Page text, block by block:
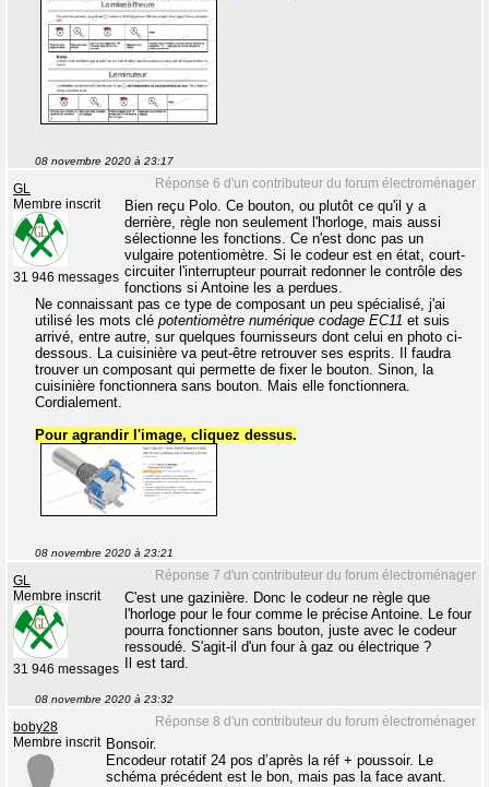
08 novembre 2020 à 23:17
Réponse 6 d'un contributeur du forum électroménager
GL
Membre inscrit
31 946 messages
Bien reçu Polo. Ce bouton, ou plutôt ce qu'il y a
derrière, règle non seulement l'horloge, mais aussi
sélectionne les fonctions. Ce n'est donc pas un
vulgaire potentiomètre. Si le codeur est en état, court-
circuiter l'interrupteur pourrait redonner le contrôle des
fonctions si Antoine les a perdues.
Ne connaissant pas ce type de composant un peu spécialisé, j'ai
utilisé les mots clé potentiomètre numérique codage EC11 et suis
arrivé, entre autre, sur quelques fournisseurs dont celui en photo ci-
dessous. La cuisinière va peut-être retrouver ses esprits. Il faudra
trouver un composant qui permette de fixer le bouton. Sinon, la
cuisinière fonctionnera sans bouton. Mais elle fonctionnera.
Cordialement.
Pour agrandir l'image, cliquez dessus.
08 novembre 2020 à 23:21
Réponse 7 d'un contributeur du forum électroménager
GL
Membre inscrit
31 946 messages
C'est une gazinière. Donc le codeur ne règle que
l'horloge pour le four comme le précise Antoine. Le four
pourra fonctionner sans bouton, juste avec le codeur
ressoudé. S'agit-il d'un four à gaz ou électrique ?
Il est tard.
08 novembre 2020 à 23:32
Réponse 8 d'un contributeur du forum électroménager
boby28
Membre inscrit Bonsoir.
Encodeur rotatif 24 pos d’après la réf + poussoir. Le
schéma précédent est le bon, mais pas la face avant.